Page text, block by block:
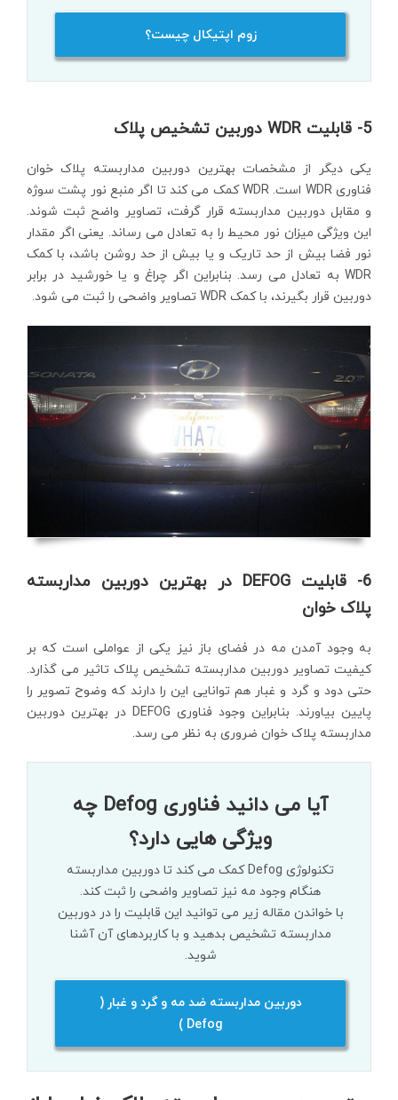
زوم اپتیکال چیست؟
5- قابلیت WDR دوربین تشخیص پلاک
یکی دیگر از مشخصات بهترین دوربین مداربسته پلاک خوان
فناوری WDR است. WDR کمک می کند تا اگر منبع نور پشت سوژه
و مقابل دوربین مداربسته قرار گرفت، تصاویر واضح ثبت شوند.
این ویژگی میزان نور محیط را به تعادل می رساند. یعنی اگر مقدار
نور فضا بیش از حد تاریک و یا بیش از حد روشن باشد، با کمک
WDR به تعادل می رسد. بنابراین اگر چراغ و یا خورشید در برابر
دوربین قرار بگیرند، با کمک WDR تصاویر واضحی را ثبت می شود.
6- قابلیت DEFOG در بهترین دوربین مداربسته
پلاک خوان
به وجود آمدن مه در فضای باز نیز یکی از عواملی است که بر
کیفیت تصاویر دوربین مداربسته تشخیص پلاک تاثیر می گذارد.
حتی دود و گرد و غبار هم توانایی این را دارند که وضوح تصویر را
پایین بیاورند. بنابراین وجود فناوری DEFOG در بهترین دوربین
مداربسته پلاک خوان ضروری به نظر می رسد.
آیا می دانید فناوری Defog چه
ویژگی هایی دارد؟
تکنولوژی Defog کمک می کند تا دوربین مداربسته
هنگام وجود مه نیز تصاویر واضحی را ثبت کند.
با خواندن مقاله زیر می توانید این قابلیت را در دوربین
مداربسته تشخیص بدهید و با کاربردهای آن آشنا
شوید.
دوربین مداربسته ضد مه و گرد و غبار (
Defog )